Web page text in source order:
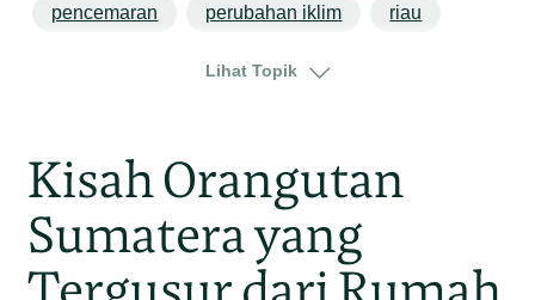
pencemaran perubahan iklim riau
Lihat Topik
Kisah Orangutan
Sumatera yang